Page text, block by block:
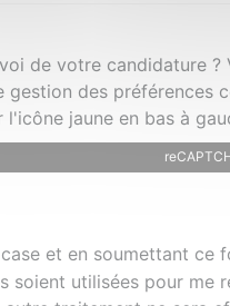
de votre candidature
gestion des préférences
l'icône jaune en bas à
et en soumettant ce
soient utilisées pour me